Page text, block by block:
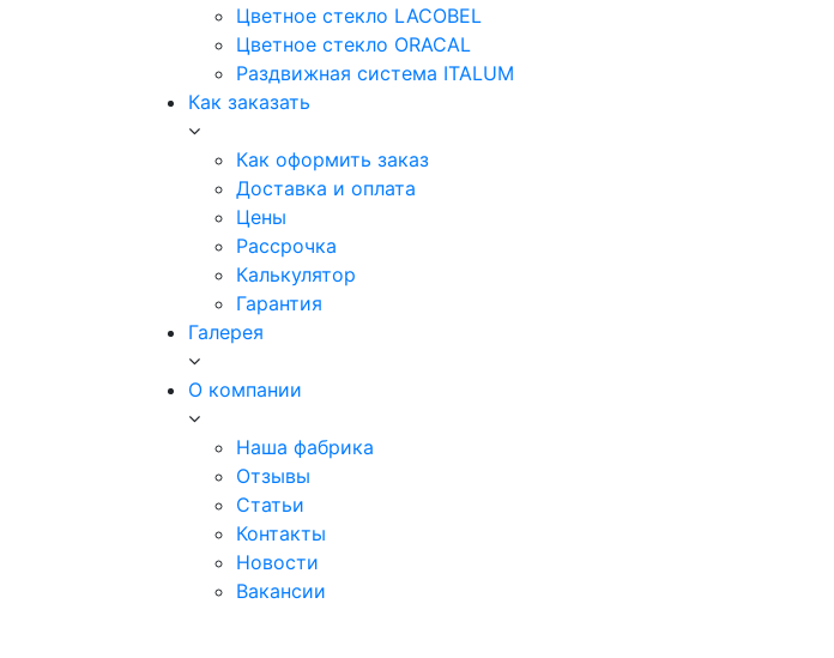
Цветное стекло LACOBEL
Цветное стекло ORACAL
Раздвижная система ITALUM
Как заказать
Как оформить заказ
Доставка и оплата
Цены
Рассрочка
Калькулятор
Гарантия
Галерея
О компании
Наша фабрика
Отзывы
Статьи
Контакты
Новости
Вакансии